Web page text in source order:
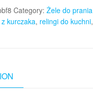
Category: Żele do prania
kurczaka, relingi do kuchni,